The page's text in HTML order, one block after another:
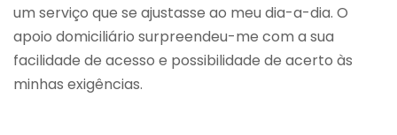
um serviço que se ajustasse ao meu dia-a-dia. O
apoio domiciliário surpreendeu-me com a sua
facilidade de acesso e possibilidade de acerto às
minhas exigências.